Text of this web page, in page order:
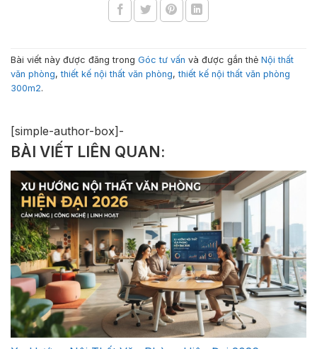
Bài viết này được đăng trong Góc tư vấn và được gắn thẻ Nội thất
văn phòng,thiết kế nội thất văn phòng,thiết kế nội thất văn phòng
300m2.
[simple-author-box]-
BÀI VIẾT LIÊN QUAN: